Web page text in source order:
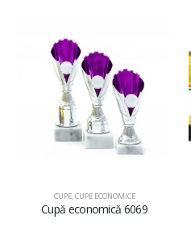
CUPE,CUPE ECONOMICE
Cupă economică 6069